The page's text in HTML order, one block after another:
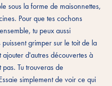
sous la forme de maisonnettes,
Pour que tes cochons
tu peux aussi
grimper sur le toit de la
d'autres découvertes à
Tu trouveras de
simplement de voir ce qui